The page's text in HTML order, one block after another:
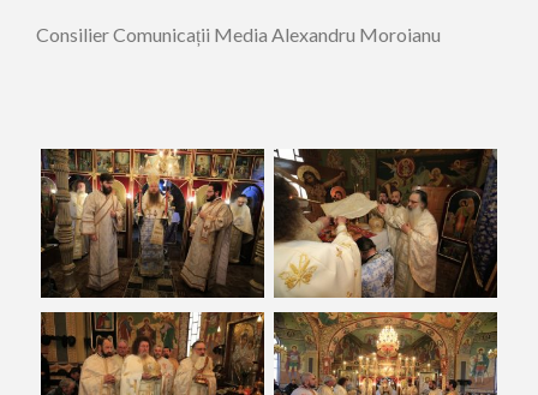
Consilier Comunicații Media Alexandru Moroianu